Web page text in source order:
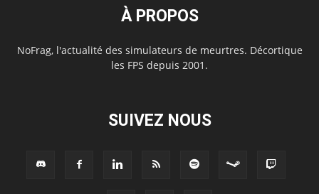
À PROPOS
NoFrag, l'actualité des simulateurs de meurtres. Décortique
les FPS depuis 2001.
SUIVEZ NOUS